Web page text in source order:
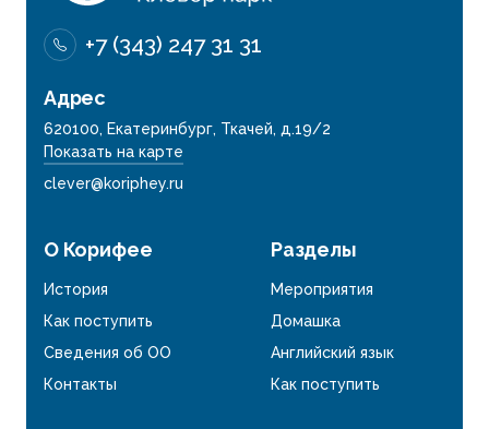
+7 (343) 247 31 31
Адрес
620100, Екатеринбург, Ткачей, д.19/2
Показать на карте
clever@koriphey.ru
О Корифее
История
Как поступить
Сведения об ОО
Контакты
Разделы
Мероприятия
Домашка
Английский язык
Как поступить